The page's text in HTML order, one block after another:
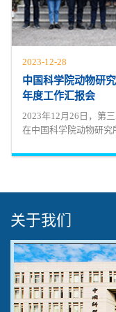
2023-12-28
中国科学院动物研
年度工作汇报会
2023年12月26日，第
在中国科学院动物研究
关于我们